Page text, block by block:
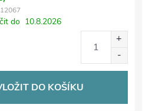
do 10.8.2026
DO KOŠÍKU